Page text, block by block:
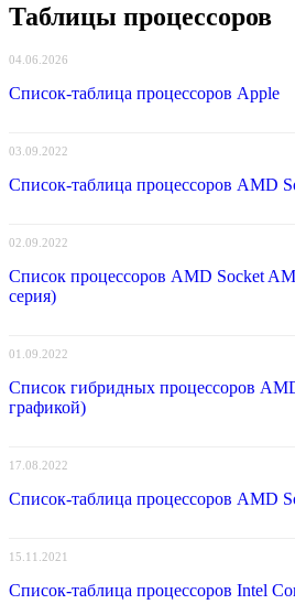
Таблицы процессоров
04.06.2026
Список-таблица процессоров Apple
03.09.2022
Список-таблица процессоров AMD
02.09.2022
Список процессоров AMD Socket
серия)
01.09.2022
Список гибридных процессоров
графикой)
17.08.2022
Список-таблица процессоров AMD
15.11.2021
Список-таблица процессоров Intel